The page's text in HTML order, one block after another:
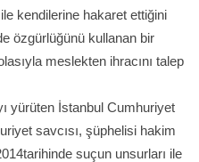
kendilerine hakaret ettiğini
özgürlüğünü kullanan bir
meslekten ihracını talep
yürüten İstanbul Cumhuriyet
savcısı, şüphelisi hakim
suçun unsurları ile